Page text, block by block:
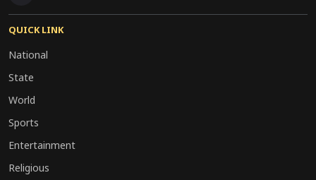
QUICK LINK
National
State
World
Sports
Entertainment
Religious